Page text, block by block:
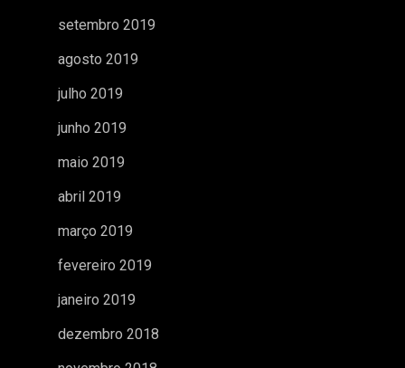
setembro 2019
agosto 2019
julho 2019
junho 2019
maio 2019
abril 2019
março 2019
fevereiro 2019
janeiro 2019
dezembro 2018